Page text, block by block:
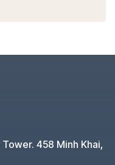
458 Minh Khai,